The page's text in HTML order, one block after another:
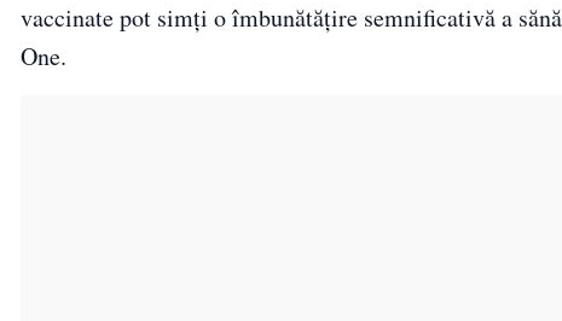
vaccinate pot simți o îmbunătățire semnificativă a
One.